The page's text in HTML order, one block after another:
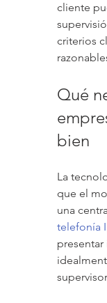
cliente
criterios
Qué
bien
La
que el
una
telefonía